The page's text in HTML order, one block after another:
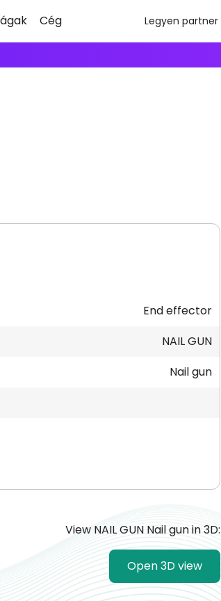
Cég Legyen partner
End effector
NAIL GUN
Nail gun
View NAIL GUN Nail gun in 3D:
Open 3D view